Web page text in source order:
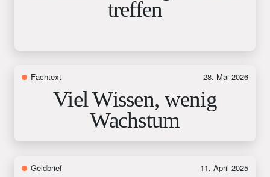
treffen
Fachtext 28. Mai 2026
Viel Wissen, wenig
Wachstum
Geldbrief 11. April 2025